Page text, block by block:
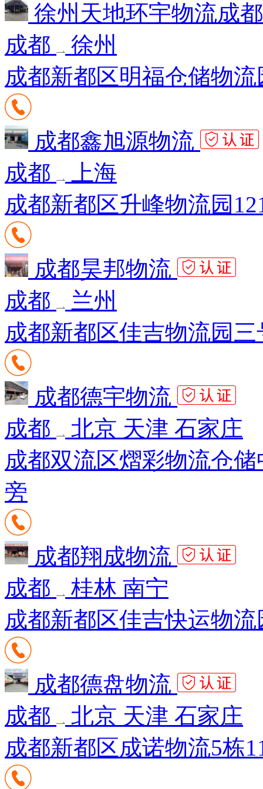
徐州天地环宇物流成
成都
徐州
成都新都区明福仓储物流
成都鑫旭源物流
成都
上海
成都新都区升峰物流园
成都昊邦物流
成都
兰州
成都新都区佳吉物流园
成都德宇物流
成都
北京 天津 石家庄
成都双流区熠彩物流仓
旁
成都翔成物流
成都
桂林 南宁
成都新都区佳吉快运物流
成都德盘物流
成都
北京 天津 石家庄
成都新都区成诺物流5栋